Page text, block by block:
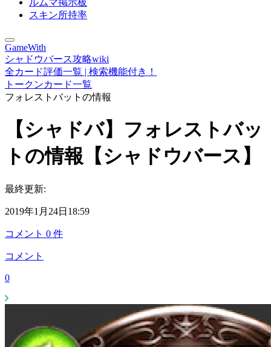
ルムマ掲示板
スキン所持率
GameWith
シャドウバース攻略wiki
全カード評価一覧 | 検索機能付き！
トークンカード一覧
フォレストバットの情報
【シャドバ】フォレストバッ
トの情報【シャドウバース】
最終更新:
2019年1月24日18:59
コメント 0 件
コメント
0